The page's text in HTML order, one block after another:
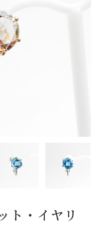
ト・イヤリ